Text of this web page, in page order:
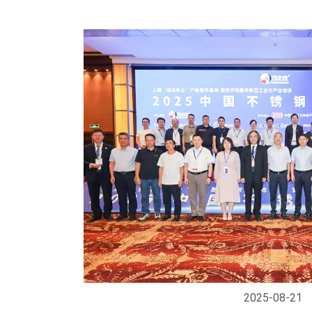
2025-08-21